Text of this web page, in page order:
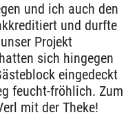
und ich auch den
und durfte
Projekt
sich hingegen
eingedeckt
feucht-fröhlich. Zum
mit der Theke!